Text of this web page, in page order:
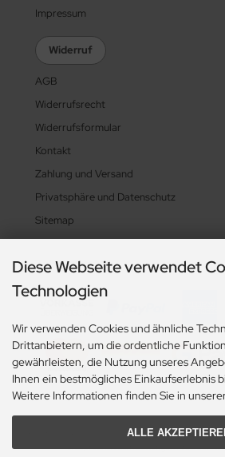
Impressum
Widerruf
AGB
Widerrufsrecht
Widerrufsformular
Kontakt
Zahlung und Versand
Privatsphäre und Datenschutz
Sitemap
Zahlungsarten
Alle Preise exkl. gesetzl. MwSt. zzgl.Versandkosten.
entsprechen dem bisherigen Preis bei
Diese Webseite verwendet
Technologien
Wir verwenden Cookies und ähnliche
Drittanbietern, um die ordentliche
gewährleisten, die Nutzung unseres
Ihnen ein bestmögliches Einkaufserlebnis
Weitere Informationen finden Sie in
ALLE